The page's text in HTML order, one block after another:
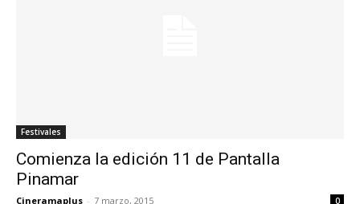
Festivales
Comienza la edición 11 de Pantalla
Pinamar
Cineramaplus - 7 marzo, 2015 0